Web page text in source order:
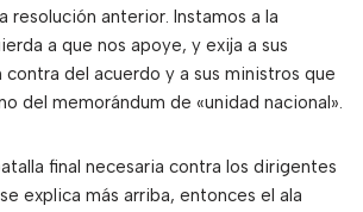
resolución anterior. Instamos a la
a que nos apoye, y exija a sus
del acuerdo y a sus ministros que
del memorándum de «unidad nacional».
final necesaria contra los dirigentes
explica más arriba, entonces el ala